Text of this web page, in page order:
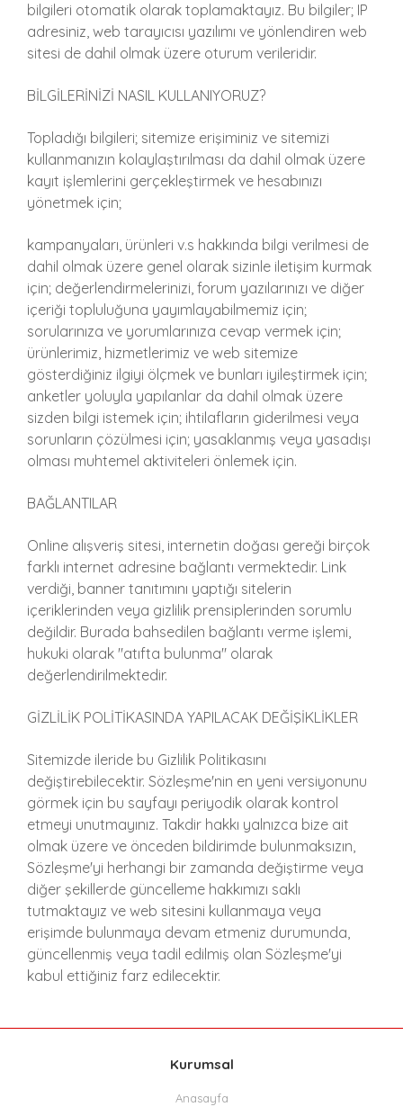
bilgileri otomatik olarak toplamaktayız. Bu bilgiler; IP
adresiniz, web tarayıcısı yazılımı ve yönlendiren web
sitesi de dahil olmak üzere oturum verileridir.
BİLGİLERİNİZİ NASIL KULLANIYORUZ?
Topladığı bilgileri; sitemize erişiminiz ve sitemizi
kullanmanızın kolaylaştırılması da dahil olmak üzere
kayıt işlemlerini gerçekleştirmek ve hesabınızı
yönetmek için;
kampanyaları, ürünleri v.s hakkında bilgi verilmesi de
dahil olmak üzere genel olarak sizinle iletişim kurmak
için; değerlendirmelerinizi, forum yazılarınızı ve diğer
içeriği topluluğuna yayımlayabilmemiz için;
sorularınıza ve yorumlarınıza cevap vermek için;
ürünlerimiz, hizmetlerimiz ve web sitemize
gösterdiğiniz ilgiyi ölçmek ve bunları iyileştirmek için;
anketler yoluyla yapılanlar da dahil olmak üzere
sizden bilgi istemek için; ihtilafların giderilmesi veya
sorunların çözülmesi için; yasaklanmış veya yasadışı
olması muhtemel aktiviteleri önlemek için.
BAĞLANTILAR
Online alışveriş sitesi, internetin doğası gereği birçok
farklı internet adresine bağlantı vermektedir. Link
verdiği, banner tanıtımını yaptığı sitelerin
içeriklerinden veya gizlilik prensiplerinden sorumlu
değildir. Burada bahsedilen bağlantı verme işlemi,
hukuki olarak "atıfta bulunma" olarak
değerlendirilmektedir.
GİZLİLİK POLİTİKASINDA YAPILACAK DEĞİŞİKLİKLER
Sitemizde ileride bu Gizlilik Politikasını
değiştirebilecektir. Sözleşme'nin en yeni versiyonunu
görmek için bu sayfayı periyodik olarak kontrol
etmeyi unutmayınız. Takdir hakkı yalnızca bize ait
olmak üzere ve önceden bildirimde bulunmaksızın,
Sözleşme'yi herhangi bir zamanda değiştirme veya
diğer şekillerde güncelleme hakkımızı saklı
tutmaktayız ve web sitesini kullanmaya veya
erişimde bulunmaya devam etmeniz durumunda,
güncellenmiş veya tadil edilmiş olan Sözleşme'yi
kabul ettiğiniz farz edilecektir.
Kurumsal
Anasayfa